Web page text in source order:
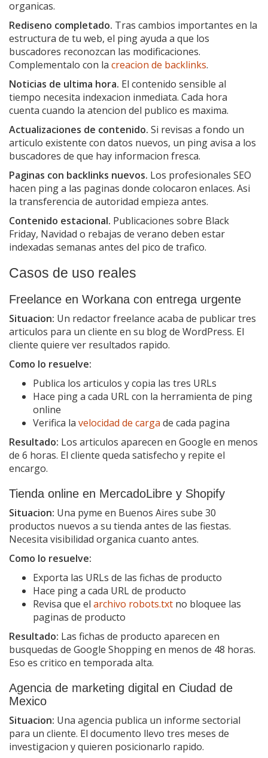
organicas.
Rediseno completado. Tras cambios importantes en la
estructura de tu web, el ping ayuda a que los
buscadores reconozcan las modificaciones.
Complementalo con la creacion de backlinks.
Noticias de ultima hora. El contenido sensible al
tiempo necesita indexacion inmediata. Cada hora
cuenta cuando la atencion del publico es maxima.
Actualizaciones de contenido. Si revisas a fondo un
articulo existente con datos nuevos, un ping avisa a los
buscadores de que hay informacion fresca.
Paginas con backlinks nuevos. Los profesionales SEO
hacen ping a las paginas donde colocaron enlaces. Asi
la transferencia de autoridad empieza antes.
Contenido estacional. Publicaciones sobre Black
Friday, Navidad o rebajas de verano deben estar
indexadas semanas antes del pico de trafico.
Casos de uso reales
Freelance en Workana con entrega urgente
Situacion: Un redactor freelance acaba de publicar tres
articulos para un cliente en su blog de WordPress. El
cliente quiere ver resultados rapido.
Como lo resuelve:
Publica los articulos y copia las tres URLs
Hace ping a cada URL con la herramienta de ping
online
Verifica la velocidad de carga de cada pagina
Resultado: Los articulos aparecen en Google en menos
de 6 horas. El cliente queda satisfecho y repite el
encargo.
Tienda online en MercadoLibre y Shopify
Situacion: Una pyme en Buenos Aires sube 30
productos nuevos a su tienda antes de las fiestas.
Necesita visibilidad organica cuanto antes.
Como lo resuelve:
Exporta las URLs de las fichas de producto
Hace ping a cada URL de producto
Revisa que el archivo robots.txt no bloquee las
paginas de producto
Resultado: Las fichas de producto aparecen en
busquedas de Google Shopping en menos de 48 horas.
Eso es critico en temporada alta.
Agencia de marketing digital en Ciudad de
Mexico
Situacion: Una agencia publica un informe sectorial
para un cliente. El documento llevo tres meses de
investigacion y quieren posicionarlo rapido.